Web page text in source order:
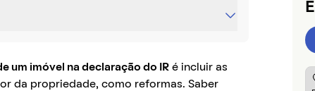
um imóvel na declaração do IR é incluir as
da propriedade, como reformas. Saber